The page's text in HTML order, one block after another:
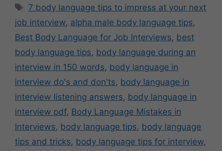
Tags
7 body language tips to impress at your next
job interview, alpha male body language tips,
Best Body Language for Job Interviews, best
body language tips, body language during an
interview in 150 words, body language in
interview do's and don'ts, body language in
interview listening answers, body language in
interview pdf, Body Language Mistakes in
Interviews, body language tips, body language
tips and tricks, body language tips for interview,